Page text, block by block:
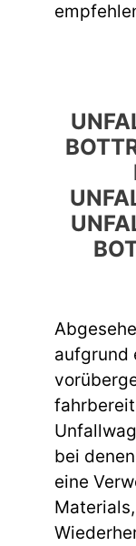
aufgrund
bei
eine